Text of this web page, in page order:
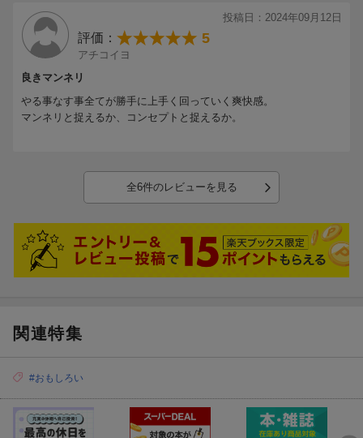
投稿日：2024年09月12日
評価： 5
アチコイヨ
良きマンネリ
やる事なす事全てが勝手に上手く回っていく爽快感。
マンネリと捉えるか、コンセプトと捉えるか。
全6件のレビューを見る
関連特集
#おもしろい